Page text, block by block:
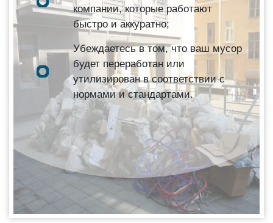
компании, которые работают
быстро и аккуратно;
Убеждаетесь в том, что ваш мусор
будет переработан или
утилизирован в соответствии с
нормами и стандартами.